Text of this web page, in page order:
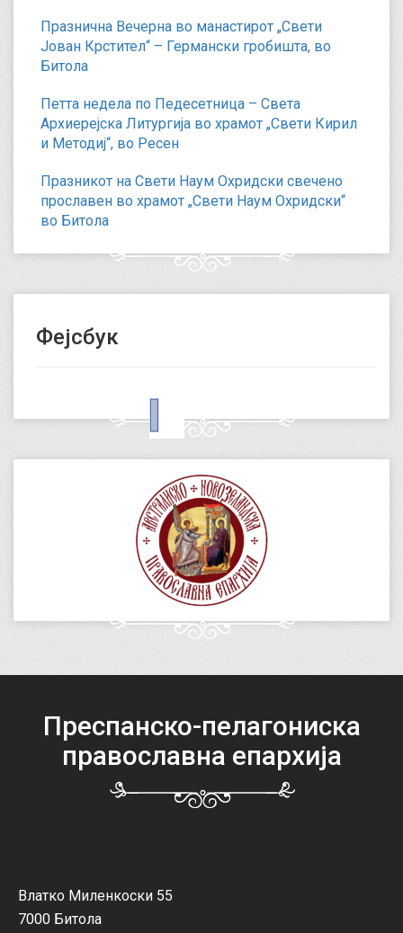
Празнична Вечерна во манастирот „Свети
Јован Крстител“ – Германски гробишта, во
Битола
Петта недела по Педесетница – Света
Архиерејска Литургија во храмот „Свети Кирил
и Методиј“, во Ресен
Празникот на Свети Наум Охридски свечено
прославен во храмот „Свети Наум Охридски“
во Битола
Фејсбук
Преспанско-пелагониска
православна епархија
Влатко Миленкоски 55
7000 Битола